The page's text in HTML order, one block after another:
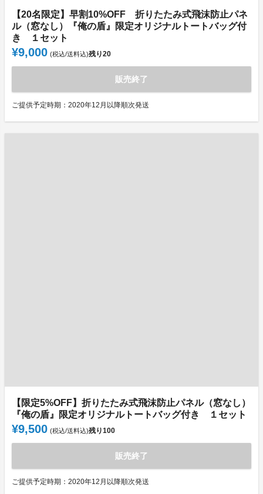
【20名限定】早割10%OFF 折りたたみ式飛沫防止パネ
ル（窓なし）『俺の盾』限定オリジナルトートバッグ付
き １セット
¥9,000 (税込/送料込)残り20
販売終了
ご提供予定時期：2020年12月以降順次発送
【限定5%OFF】折りたたみ式飛沫防止パネル（窓なし）
『俺の盾』限定オリジナルトートバッグ付き １セット
¥9,500 (税込/送料込)残り100
販売終了
ご提供予定時期：2020年12月以降順次発送